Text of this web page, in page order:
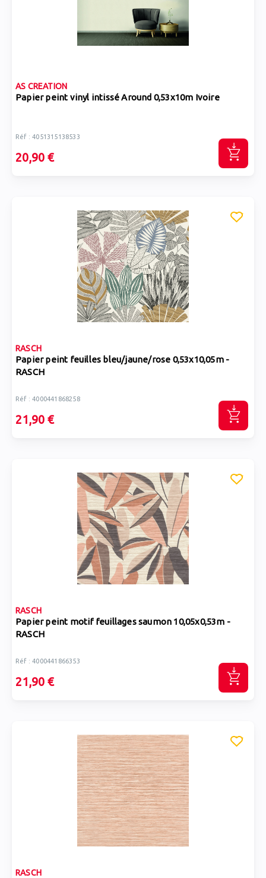
AS CREATION
Papier peint vinyl intissé Around 0,53x10m Ivoire
Réf : 4051315138533
20,90 €
RASCH
Papier peint feuilles bleu/jaune/rose 0,53x10,05m -
RASCH
Réf : 4000441868258
21,90 €
RASCH
Papier peint motif feuillages saumon 10,05x0,53m -
RASCH
Réf : 4000441866353
21,90 €
RASCH